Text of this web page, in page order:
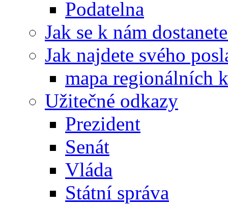
Podatelna
Jak se k nám
Jak najdete svého
mapa regionálních
Užitečné odkazy
Prezident
Senát
Vláda
Státní správa